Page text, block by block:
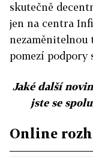
skutečně
jen na centra
nezaměnitelnou
pomezí podpory
Jaké další
jste se
Online